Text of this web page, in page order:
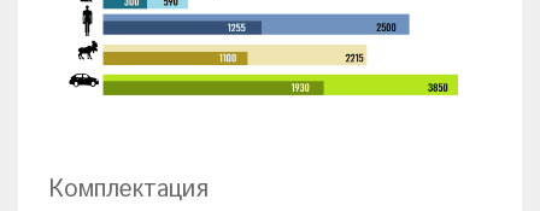
Комплектация